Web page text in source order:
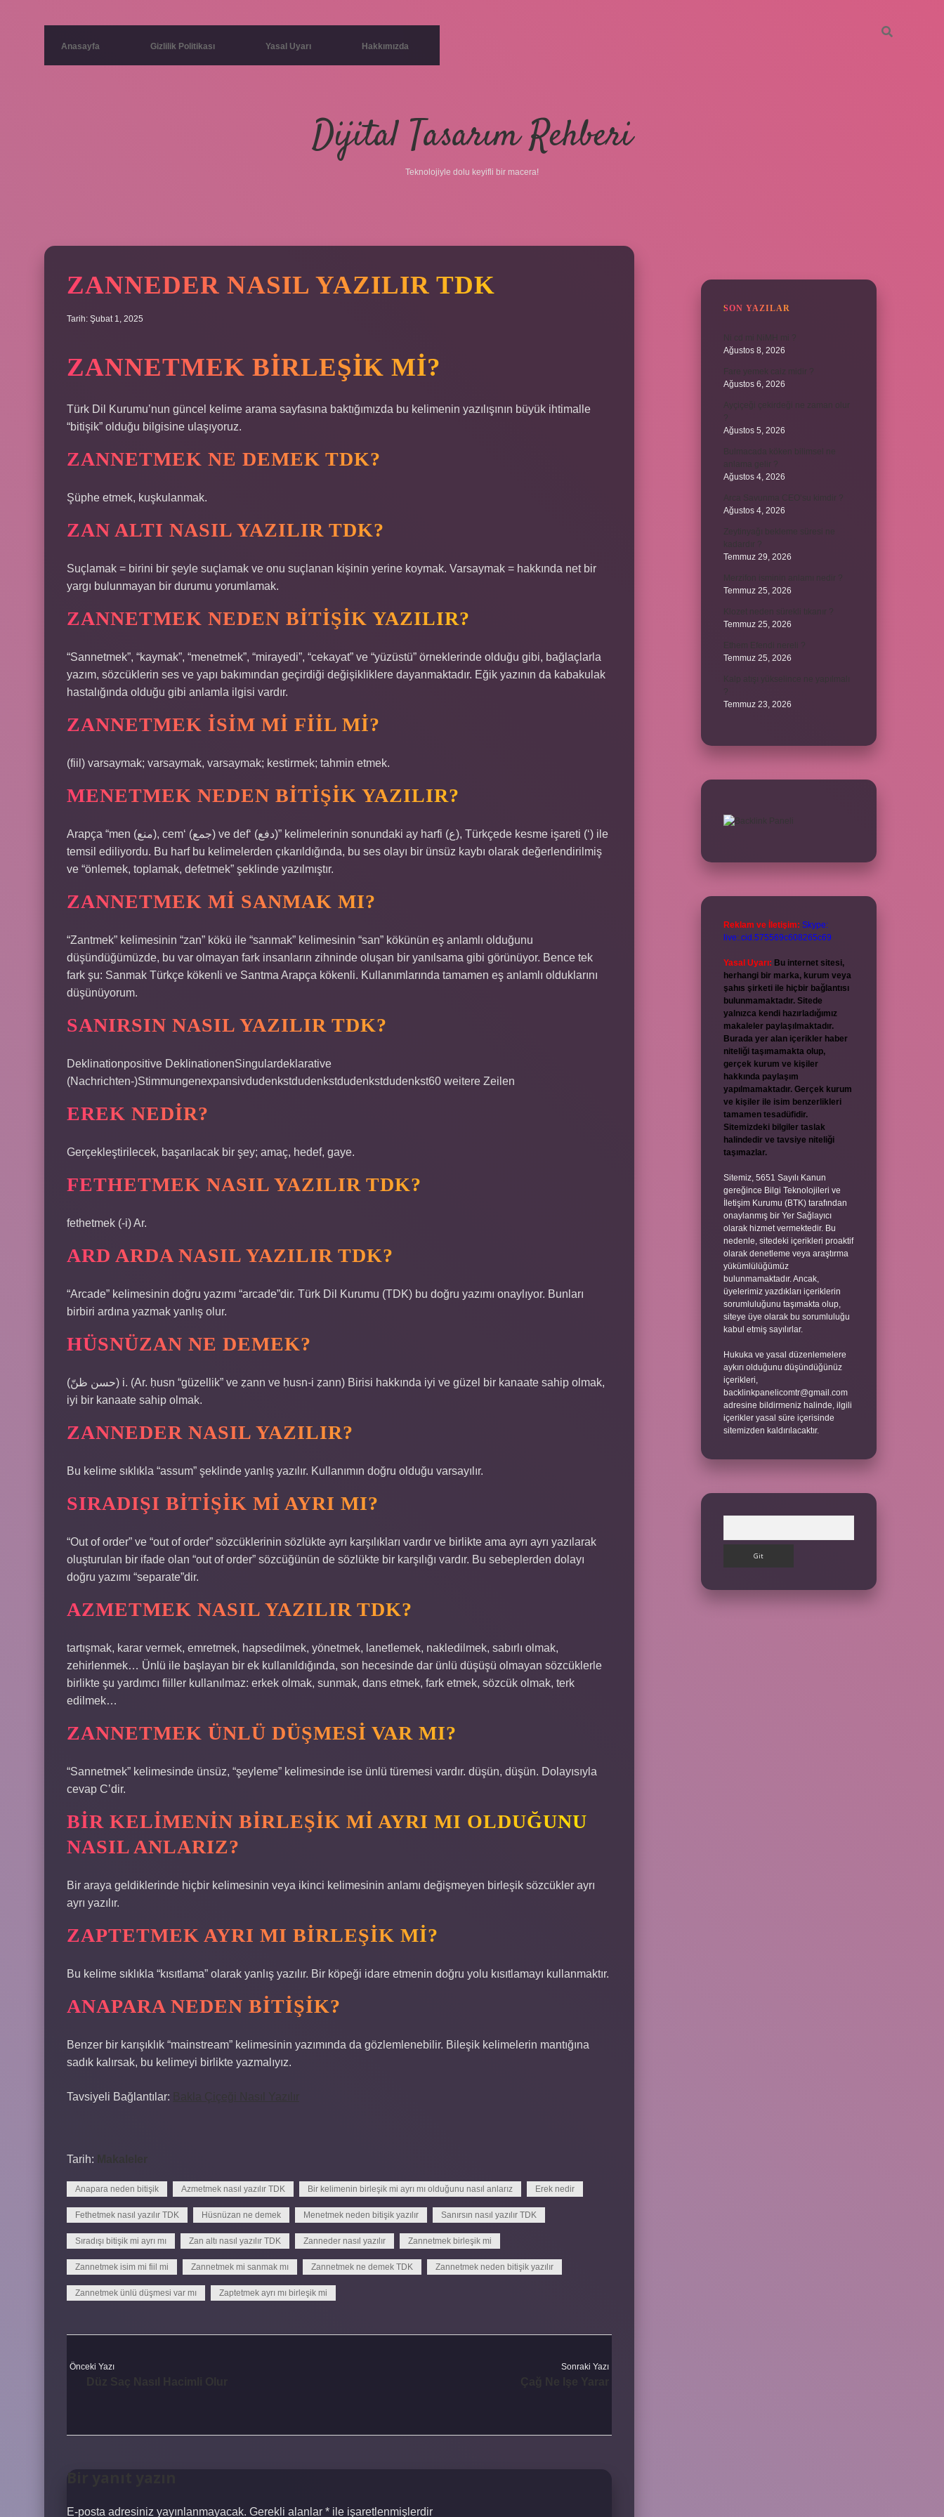
Anasayfa Gizlilik Politikası Yasal Uyarı Hakkımızda
Dijital Tasarım Rehberi
Teknolojiyle dolu keyifli bir macera!
ZANNEDER NASIL YAZILIR TDK
Tarih: Şubat 1, 2025
ZANNETMEK BIRLEŞIK MI?
Türk Dil Kurumu’nun güncel kelime arama sayfasına baktığımızda bu kelimenin yazılışının büyük ihtimalle
“bitişik” olduğu bilgisine ulaşıyoruz.
ZANNETMEK NE DEMEK TDK?
Şüphe etmek, kuşkulanmak.
ZAN ALTI NASIL YAZILIR TDK?
Suçlamak = birini bir şeyle suçlamak ve onu suçlanan kişinin yerine koymak. Varsaymak = hakkında net bir
yargı bulunmayan bir durumu yorumlamak.
ZANNETMEK NEDEN BITIŞIK YAZILIR?
“Sannetmek”, “kaymak”, “menetmek”, “mirayedi”, “cekayat” ve “yüzüstü” örneklerinde olduğu gibi, bağlaçlarla
yazım, sözcüklerin ses ve yapı bakımından geçirdiği değişikliklere dayanmaktadır. Eğik yazının da kabakulak
hastalığında olduğu gibi anlamla ilgisi vardır.
ZANNETMEK ISIM MI FIIL MI?
(fiil) varsaymak; varsaymak, varsaymak; kestirmek; tahmin etmek.
MENETMEK NEDEN BITIŞIK YAZILIR?
Arapça “men (منع), cem‘ (جمع) ve def‘ (دفع)” kelimelerinin sonundaki ay harfi (ع), Türkçede kesme işareti (‘) ile
temsil ediliyordu. Bu harf bu kelimelerden çıkarıldığında, bu ses olayı bir ünsüz kaybı olarak değerlendirilmiş
ve “önlemek, toplamak, defetmek” şeklinde yazılmıştır.
ZANNETMEK MI SANMAK MI?
“Zantmek” kelimesinin “zan” kökü ile “sanmak” kelimesinin “san” kökünün eş anlamlı olduğunu
düşündüğümüzde, bu var olmayan fark insanların zihninde oluşan bir yanılsama gibi görünüyor. Bence tek
fark şu: Sanmak Türkçe kökenli ve Santma Arapça kökenli. Kullanımlarında tamamen eş anlamlı olduklarını
düşünüyorum.
SANIRSIN NASIL YAZILIR TDK?
Deklinationpositive DeklinationenSingulardeklarative
(Nachrichten-)Stimmungenexpansivdudenkstdudenkstdudenkstdudenkst60 weitere Zeilen
EREK NEDIR?
Gerçekleştirilecek, başarılacak bir şey; amaç, hedef, gaye.
FETHETMEK NASIL YAZILIR TDK?
fethetmek (-i) Ar.
ARD ARDA NASIL YAZILIR TDK?
“Arcade” kelimesinin doğru yazımı “arcade”dir. Türk Dil Kurumu (TDK) bu doğru yazımı onaylıyor. Bunları
birbiri ardına yazmak yanlış olur.
HÜSNÜZAN NE DEMEK?
(ﺣﺴﻦ ﻇﻦّ) i. (Ar. ḥusn “güzellik” ve ẓann ve ḥusn-i ẓann) Birisi hakkında iyi ve güzel bir kanaate sahip olmak,
iyi bir kanaate sahip olmak.
ZANNEDER NASIL YAZILIR?
Bu kelime sıklıkla “assum” şeklinde yanlış yazılır. Kullanımın doğru olduğu varsayılır.
SIRADIŞI BITIŞIK MI AYRI MI?
“Out of order” ve “out of order” sözcüklerinin sözlükte ayrı karşılıkları vardır ve birlikte ama ayrı ayrı yazılarak
oluşturulan bir ifade olan “out of order” sözcüğünün de sözlükte bir karşılığı vardır. Bu sebeplerden dolayı
doğru yazımı “separate”dir.
AZMETMEK NASIL YAZILIR TDK?
tartışmak, karar vermek, emretmek, hapsedilmek, yönetmek, lanetlemek, nakledilmek, sabırlı olmak,
zehirlenmek… Ünlü ile başlayan bir ek kullanıldığında, son hecesinde dar ünlü düşüşü olmayan sözcüklerle
birlikte şu yardımcı fiiller kullanılmaz: erkek olmak, sunmak, dans etmek, fark etmek, sözcük olmak, terk
edilmek…
ZANNETMEK ÜNLÜ DÜŞMESI VAR MI?
“Sannetmek” kelimesinde ünsüz, “şeyleme” kelimesinde ise ünlü türemesi vardır. düşün, düşün. Dolayısıyla
cevap C’dir.
BIR KELIMENIN BIRLEŞIK MI AYRI MI OLDUĞUNU
NASIL ANLARIZ?
Bir araya geldiklerinde hiçbir kelimesinin veya ikinci kelimesinin anlamı değişmeyen birleşik sözcükler ayrı
ayrı yazılır.
ZAPTETMEK AYRI MI BIRLEŞIK MI?
Bu kelime sıklıkla “kısıtlama” olarak yanlış yazılır. Bir köpeği idare etmenin doğru yolu kısıtlamayı kullanmaktır.
ANAPARA NEDEN BITIŞIK?
Benzer bir karışıklık “mainstream” kelimesinin yazımında da gözlemlenebilir. Bileşik kelimelerin mantığına
sadık kalırsak, bu kelimeyi birlikte yazmalıyız.
Tavsiyeli Bağlantılar: Bakla Çiçeği Nasıl Yazılır
Tarih: Makaleler
Anapara neden bitişik Azmetmek nasıl yazılır TDK Bir kelimenin birleşik mi ayrı mı olduğunu nasıl anlarız Erek nedir
Fethetmek nasıl yazılır TDK Hüsnüzan ne demek Menetmek neden bitişik yazılır Sanırsın nasıl yazılır TDK
Sıradışı bitişik mi ayrı mı Zan altı nasıl yazılır TDK Zanneder nasıl yazılır Zannetmek birleşik mi
Zannetmek isim mi fiil mi Zannetmek mi sanmak mı Zannetmek ne demek TDK Zannetmek neden bitişik yazılır
Zannetmek ünlü düşmesi var mı Zaptetmek ayrı mı birleşik mi
Önceki Yazı Sonraki Yazı
E-posta adresiniz yayınlanmayacak. Gerekli alanlar * ile işaretlenmişlerdir
SON YAZILAR
Ağustos 8, 2026
Ağustos 6, 2026
Ağustos 5, 2026
Bulmacada köken bilimsel ne
Ağustos 4, 2026
Ağustos 4, 2026
Temmuz 29, 2026
Temmuz 25, 2026
Temmuz 25, 2026
Temmuz 25, 2026
Temmuz 23, 2026
Reklam ve İletişim: Skype:
live:.cid.575569c608265c69
Yasal Uyarı: Bu internet sitesi,
herhangi bir marka, kurum veya
şahıs şirketi ile hiçbir bağlantısı
bulunmamaktadır. Sitede
yalnızca kendi hazırladığımız
makaleler paylaşılmaktadır.
Burada yer alan içerikler haber
niteliği taşımamakta olup,
gerçek kurum ve kişiler
hakkında paylaşım
yapılmamaktadır. Gerçek kurum
ve kişiler ile isim benzerlikleri
tamamen tesadüfidir.
Sitemizdeki bilgiler taslak
halindedir ve tavsiye niteliği
taşımazlar.
Sitemiz, 5651 Sayılı Kanun
gereğince Bilgi Teknolojileri ve
İletişim Kurumu (BTK) tarafından
onaylanmış bir Yer Sağlayıcı
olarak hizmet vermektedir. Bu
nedenle, sitedeki içerikleri proaktif
olarak denetleme veya araştırma
yükümlülüğümüz
bulunmamaktadır. Ancak,
üyelerimiz yazdıkları içeriklerin
sorumluluğunu taşımakta olup,
siteye üye olarak bu sorumluluğu
kabul etmiş sayılırlar.
Hukuka ve yasal düzenlemelere
aykırı olduğunu düşündüğünüz
içerikleri,
backlinkpanelicomtr@gmail.com
adresine bildirmeniz halinde, ilgili
içerikler yasal süre içerisinde
sitemizden kaldırılacaktır.